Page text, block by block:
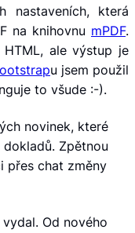
nastaveních, která
na knihovnu mPDF.
ale výstup je
u jsem použil
to všude :-).
novinek, které
Zpětnou
přes chat změny
Od nového